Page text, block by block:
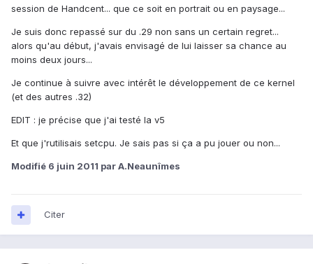
session de Handcent... que ce soit en portrait ou en paysage...
Je suis donc repassé sur du .29 non sans un certain regret...
alors qu'au début, j'avais envisagé de lui laisser sa chance au
moins deux jours...
Je continue à suivre avec intérêt le développement de ce kernel
(et des autres .32)
EDIT : je précise que j'ai testé la v5
Et que j'rutilisais setcpu. Je sais pas si ça a pu jouer ou non...
Modifié 6 juin 2011 par A.Neaunîmes
Citer